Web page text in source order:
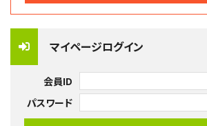
マイページログイン
会員ID
パスワード